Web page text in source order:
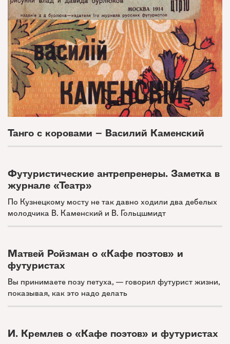
Танго с коровами – Василий Каменский
Футуристические антрепренеры. Заметка в
журнале «Театр»
По Кузнецкому мосту не так давно ходили два дебелых
молодчика В. Каменский и В. Гольцшмидт
Матвей Ройзман о «Кафе поэтов» и
футуристах
Вы принимаете позу петуха, — говорил футурист жизни,
показывая, как это надо делать
И. Кремлев о «Кафе поэтов» и футуристах